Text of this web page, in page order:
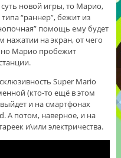
новой игры, то Марио,
“раннер”, бежит из
помощь ему будет
на экран, от чего
Марио пробежит
Super Mario
(кто-то ещё в этом
и на смартфонах
А потом, наверное, и на
и\или электричества.